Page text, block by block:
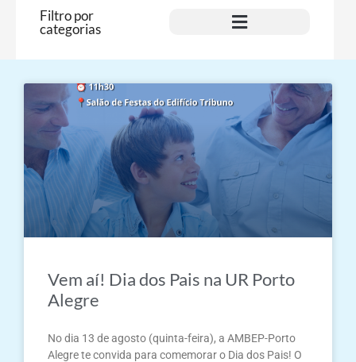
Filtro por
categorias
Vem aí! Dia dos Pais na UR Porto
Alegre
No dia 13 de agosto (quinta-feira), a AMBEP-Porto
Alegre te convida para comemorar o Dia dos Pais! O